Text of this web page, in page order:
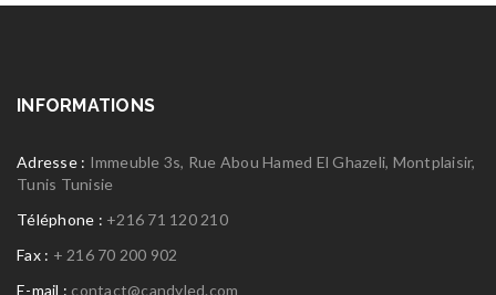
INFORMATIONS
Adresse : Immeuble 3s, Rue Abou Hamed El Ghazeli, Montplaisir,
Tunis Tunisie
Téléphone : +216 71 120 210
Fax : + 216 70 200 902
E-mail : contact@candyled.com